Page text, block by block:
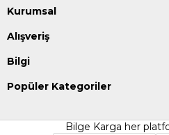
Kurumsal
Alışveriş
Bilgi
Popüler Kategoriler
Bilge Karga her